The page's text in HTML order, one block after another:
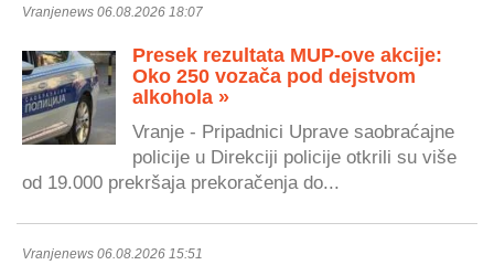
Vranjenews 06.08.2026 18:07
Presek rezultata MUP-ove akcije:
Oko 250 vozača pod dejstvom
alkohola »
Vranje - Pripadnici Uprave saobraćajne
policije u Direkciji policije otkrili su više
od 19.000 prekršaja prekoračenja do...
Vranjenews 06.08.2026 15:51